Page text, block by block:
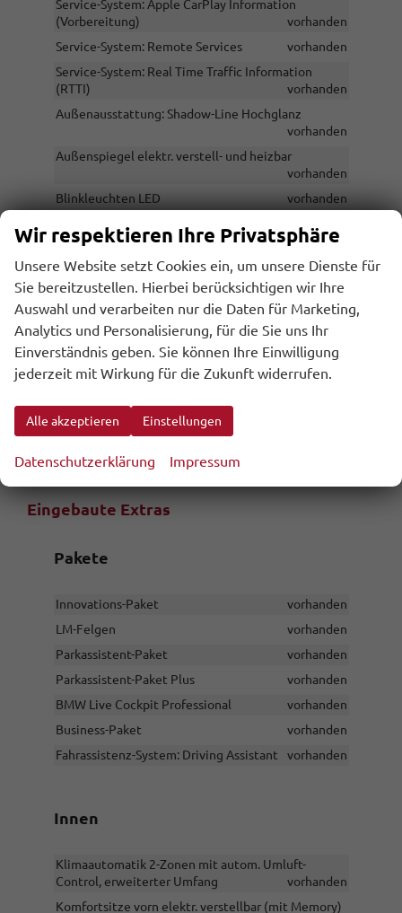
Service-System: Apple CarPlay Information
(Vorbereitung)
vorhanden
Service-System: Remote Services
vorhanden
Service-System: Real Time Traffic Information
(RTTI)
vorhanden
Außenausstattung: Shadow-Line Hochglanz
vorhanden
Außenspiegel elektr. verstell- und heizbar
vorhanden
Blinkleuchten LED
vorhanden
Service-System: Amazon Alexa
vorhanden
Bordcomputer
vorhanden
Bremsenergierückgewinnung
Dachhimmel Anthrazit (BMW Individual)
vorhanden
Diebstahlsicherung für Räder (Felgenschlösser)
Eingebaute Extras
Pakete
Innovations-Paket
vorhanden
LM-Felgen
vorhanden
Parkassistent-Paket
vorhanden
Parkassistent-Paket Plus
vorhanden
BMW Live Cockpit Professional
vorhanden
Business-Paket
vorhanden
Fahrassistenz-System: Driving Assistant
vorhanden
Innen
Klimaautomatik 2-Zonen mit autom. Umluft-
Control, erweiterter Umfang
vorhanden
Komfortsitze vorn elektr. verstellbar (mit Memory)
Wir respektieren Ihre Privatsphäre
Unsere Website setzt Cookies ein, um unsere Dienste für
Sie bereitzustellen. Hierbei berücksichtigen wir Ihre
Auswahl und verarbeiten nur die Daten für Marketing,
Analytics und Personalisierung, für die Sie uns Ihr
Einverständnis geben. Sie können Ihre Einwilligung
jederzeit mit Wirkung für die Zukunft widerrufen.
Alle akzeptieren Einstellungen
Datenschutzerklärung Impressum